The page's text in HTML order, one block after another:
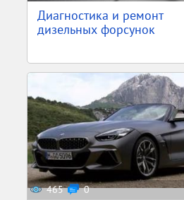
Диагностика и ремонт
дизельных форсунок
465 0